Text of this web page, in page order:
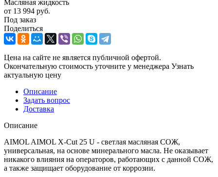
Масляная жидкость
от 13 994 руб.
Под заказ
Поделиться
Цена на сайте не является публичной офертой.
Окончательную стоимость уточните у менеджера Узнать
актуальную цену
Описание
Задать вопрос
Доставка
Описание
AIMOL AIMOL X-Cut 25 U - светлая масляная СОЖ,
универсальная, на основе минерального масла. Не оказывает
никакого влияния на операторов, работающих с данной СОЖ,
а также защищает оборудование от коррозии.